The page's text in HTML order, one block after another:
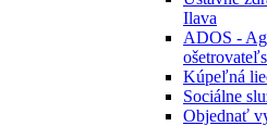
Ilava
ADOS -
Kúpeľná
Sociálne
Objednať